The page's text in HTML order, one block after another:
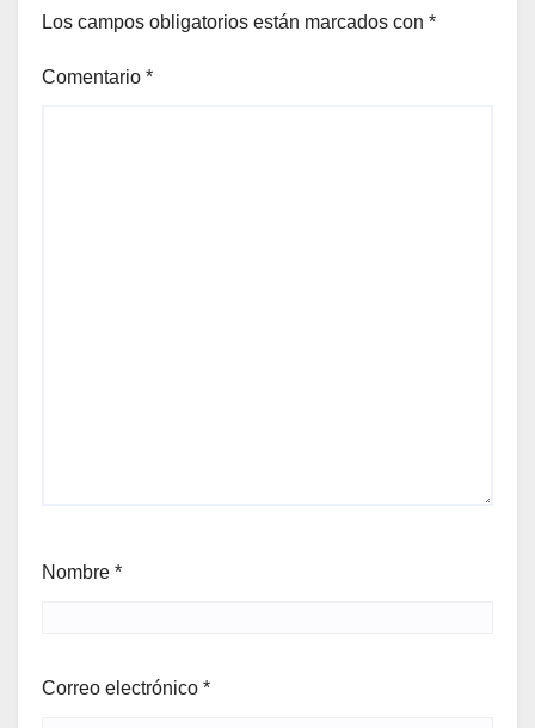
Los campos obligatorios están marcados con *
Comentario *
Nombre *
Correo electrónico *